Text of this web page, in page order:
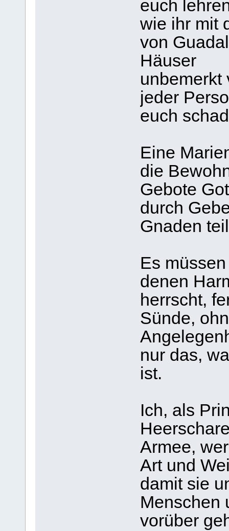
euch
wie ihr mit
von
Häuser
unbemerkt
jeder
euch
Eine
die
Gebote
durch
Gnaden
Es
denen
herrscht,
Sünde,
nur das,
ist.
Ich, als
Armee,
Art und
damit sie
Menschen
vorüber